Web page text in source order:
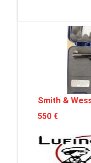
Smith &
550 €